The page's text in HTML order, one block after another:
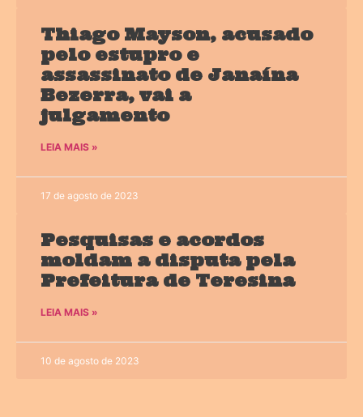
Thiago Mayson, acusado
pelo estupro e
assassinato de Janaína
Bezerra, vai a
julgamento
LEIA MAIS »
17 de agosto de 2023
Pesquisas e acordos
moldam a disputa pela
Prefeitura de Teresina
LEIA MAIS »
10 de agosto de 2023